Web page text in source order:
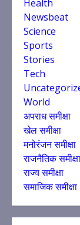
Health
Newsbeat
Science
Sports
Stories
Tech
World
अपराध समीक्षा
खेल समीक्षा
मनोरंजन समीक्षा
राजनैतिक समीक्षा
राज्य समीक्षा
समाजिक समीक्षा